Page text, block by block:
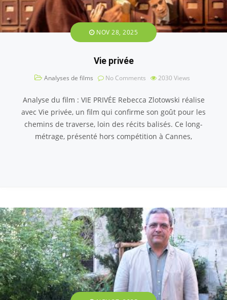
NOV 28, 2025
Vie privée
Analyses de films No Comments 2030 Views
Analyse du film : VIE PRIVÉE Rebecca Zlotowski réalise
avec Vie privée, un film qui confirme son goût pour les
chemins de traverse, loin des récits balisés. Ce long-
métrage, présenté hors compétition à Cannes,